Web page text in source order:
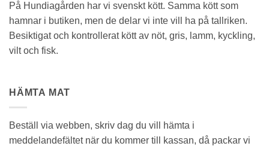
På Hundiagården har vi svenskt kött. Samma kött som
hamnar i butiken, men de delar vi inte vill ha på tallriken.
Besiktigat och kontrollerat kött av nöt, gris, lamm, kyckling,
vilt och fisk.
HÄMTA MAT
Beställ via webben, skriv dag du vill hämta i
meddelandefältet när du kommer till kassan, då packar vi